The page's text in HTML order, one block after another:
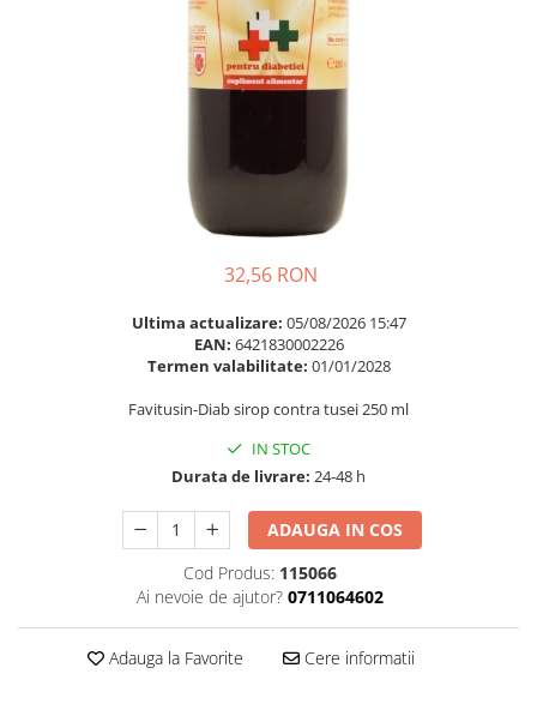
Supliment Calciu
Supliment Complexe
Supliment Fier
Supliment Vitamina B
Supliment Vitamina C
Supliment Vitamina E
Supliment Zinc
Tincturi si Gemoderivate
Balsam masca si tratament
Produse cu SPF Pentru Fata
32,56 RON
Ultima actualizare: 05/08/2026 15:47
EAN: 6421830002226
Termen valabilitate: 01/01/2028
Favitusin-Diab sirop contra tusei 250 ml
IN STOC
Durata de livrare: 24-48 h
ADAUGA IN COS
Cod Produs: 115066
Ai nevoie de ajutor? 0711064602
Adauga la Favorite Cere informatii